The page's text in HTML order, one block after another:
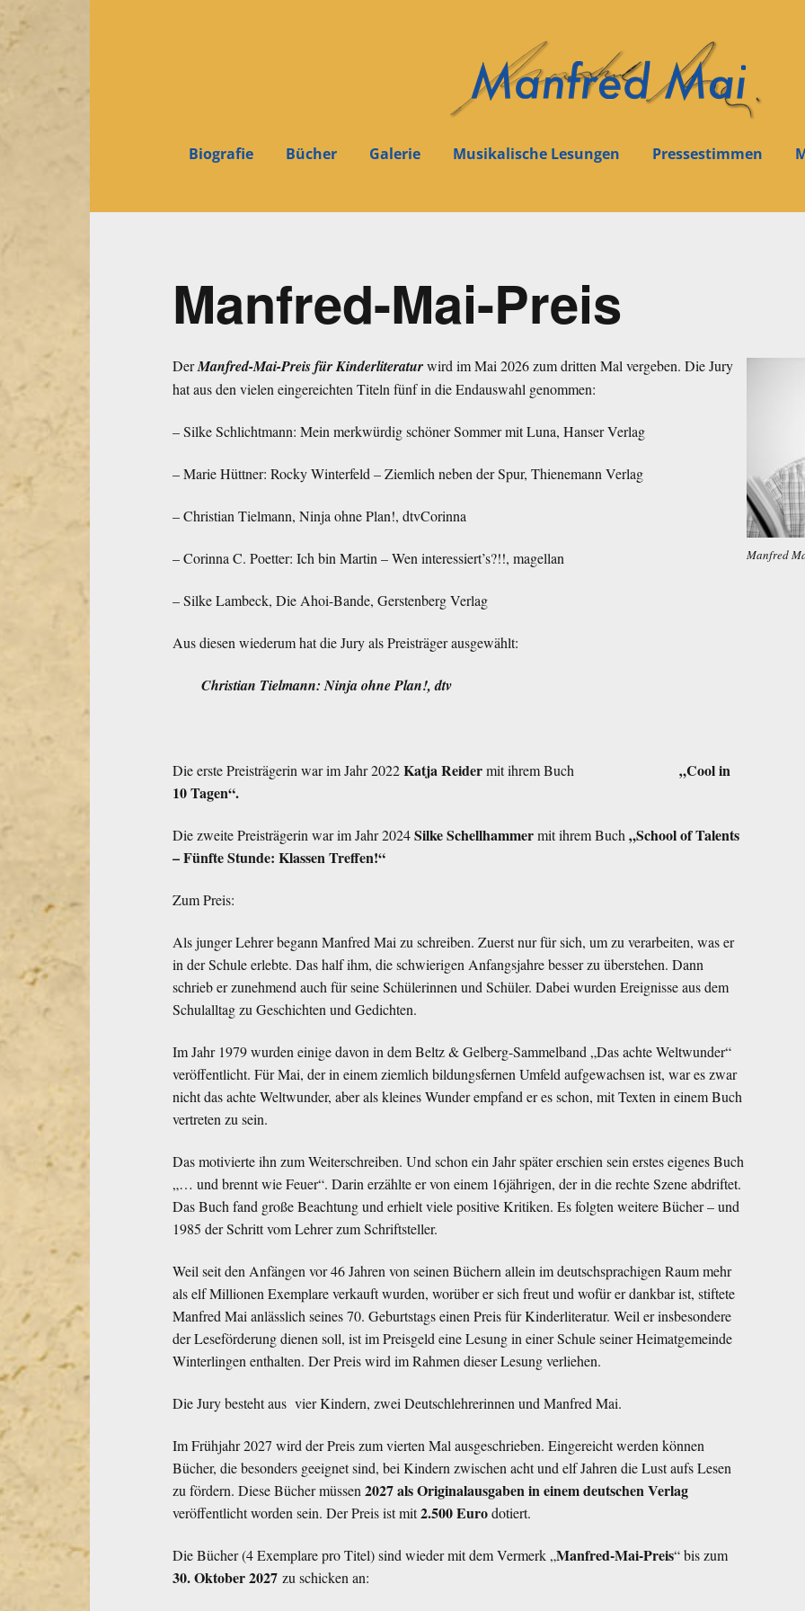
Biografie Bücher Galerie Musikalische Lesungen Pressestimmen
Manfred-Mai-Preis
DerManfred-Mai-Preis für Kinderliteraturwird im Mai 2026 zum dritten Mal vergeben. Die Jury
hat aus den vielen eingereichten Titeln fünf in die Endauswahl genommen:
– Silke Schlichtmann: Mein merkwürdig schöner Sommer mit Luna, Hanser Verlag
– Marie Hüttner: Rocky Winterfeld – Ziemlich neben der Spur, Thienemann Verlag
– Christian Tielmann, Ninja ohne Plan!, dtvCorinna
– Corinna C. Poetter: Ich bin Martin – Wen interessiert’s?!!, magellan
– Silke Lambeck, Die Ahoi-Bande, Gerstenberg Verlag
Aus diesen wiederum hat die Jury als Preisträger ausgewählt:
Christian Tielmann: Ninja ohne Plan!, dtv
Die erste Preisträgerin war im Jahr 2022Katja Reidermit ihrem Buch „Cool in
10 Tagen“.
Die zweite Preisträgerin war im Jahr 2024Silke Schellhammermit ihrem Buch „School of Talents
– Fünfte Stunde: Klassen Treffen!“
Zum Preis:
Als junger Lehrer begann Manfred Mai zu schreiben. Zuerst nur für sich, um zu verarbeiten, was er
in der Schule erlebte. Das half ihm, die schwierigen Anfangsjahre besser zu überstehen. Dann
schrieb er zunehmend auch für seine Schülerinnen und Schüler. Dabei wurden Ereignisse aus dem
Schulalltag zu Geschichten und Gedichten.
Im Jahr 1979 wurden einige davon in dem Beltz & Gelberg-Sammelband „Das achte Weltwunder“
veröffentlicht. Für Mai, der in einem ziemlich bildungsfernen Umfeld aufgewachsen ist, war es zwar
nicht das achte Weltwunder, aber als kleines Wunder empfand er es schon, mit Texten in einem Buch
vertreten zu sein.
Das motivierte ihn zum Weiterschreiben. Und schon ein Jahr später erschien sein erstes eigenes Buch
„… und brennt wie Feuer“. Darin erzählte er von einem 16jährigen, der in die rechte Szene abdriftet.
Das Buch fand große Beachtung und erhielt viele positive Kritiken. Es folgten weitere Bücher – und
1985 der Schritt vom Lehrer zum Schriftsteller.
Weil seit den Anfängen vor 46 Jahren von seinen Büchern allein im deutschsprachigen Raum mehr
als elf Millionen Exemplare verkauft wurden, worüber er sich freut und wofür er dankbar ist, stiftete
Manfred Mai anlässlich seines 70. Geburtstags einen Preis für Kinderliteratur. Weil er insbesondere
der Leseförderung dienen soll, ist im Preisgeld eine Lesung in einer Schule seiner Heimatgemeinde
Winterlingen enthalten. Der Preis wird im Rahmen dieser Lesung verliehen.
Die Jury besteht aus vier Kindern, zwei Deutschlehrerinnen und Manfred Mai.
Im Frühjahr 2027 wird der Preis zum vierten Mal ausgeschrieben. Eingereicht werden können
Bücher, die besonders geeignet sind, bei Kindern zwischen acht und elf Jahren die Lust aufs Lesen
zu fördern. Diese Bücher müssen 2027 als Originalausgaben in einem deutschen Verlag
veröffentlicht worden sein. Der Preis ist mit2.500 Eurodotiert.
Die Bücher (4 Exemplare pro Titel) sind wieder mit dem Vermerk „Manfred-Mai-Preis“ bis zum
30. Oktober 2027 zu schicken an:
Manfred